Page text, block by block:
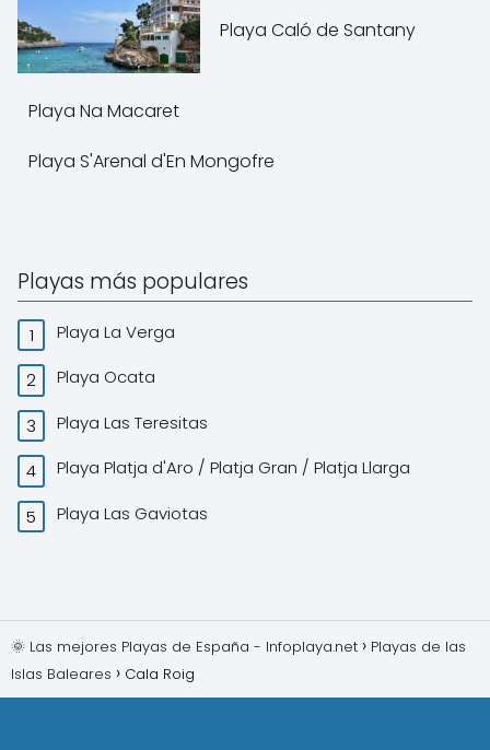
Playa Caló de Santany
Playa Na Macaret
Playa S'Arenal d'En Mongofre
Playas más populares
Playa La Verga
Playa Ocata
Playa Las Teresitas
Playa Platja d'Aro / Platja Gran / Platja Llarga
Playa Las Gaviotas
🌞 Las mejores Playas de España - Infoplaya.net
Playas de las
Islas Baleares
Cala Roig